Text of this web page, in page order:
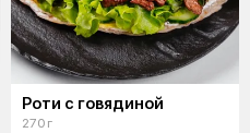
Роти с говядиной
270 г